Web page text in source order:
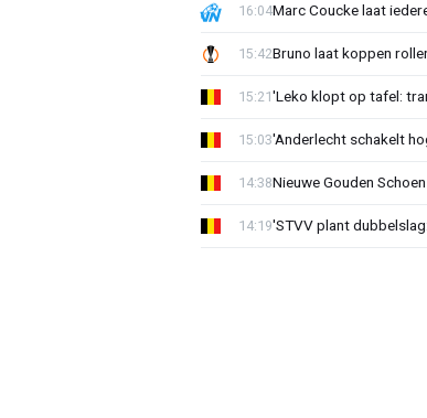
Marc Coucke laat
16:04
Bruno laat koppen
15:42
'Leko klopt op tafel:
15:21
'Anderlecht schakelt
15:03
Nieuwe Gouden
14:38
'STVV plant
14:19